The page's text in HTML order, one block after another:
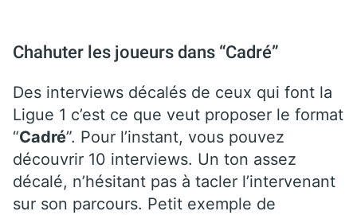
Chahuter les joueurs dans “Cadré”
Des interviews décalés de ceux qui font la
Ligue 1 c’est ce que veut proposer le format
“Cadré”. Pour l’instant, vous pouvez
découvrir 10 interviews. Un ton assez
décalé, n’hésitant pas à tacler l’intervenant
sur son parcours. Petit exemple de